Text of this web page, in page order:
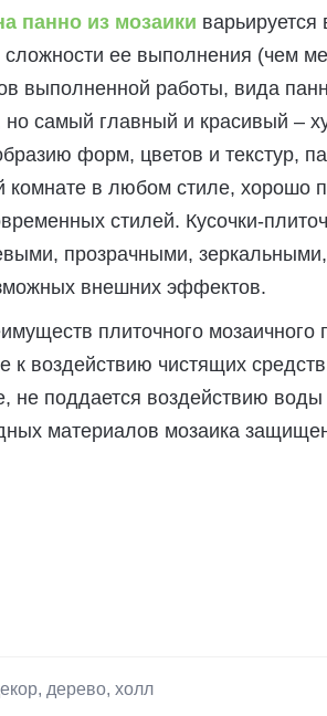
панно из мозаики
сложности ее выполнения (чем
выполненной работы, вида
но самый главный и красивый –
форм, цветов и текстур,
комнате в любом стиле, хорошо
стилей. Кусочки-
прозрачными,
внешних эффектов.
плиточного
к воздействию чистящих
не поддается воздействию воды
материалов мозаика
, дерево, холл